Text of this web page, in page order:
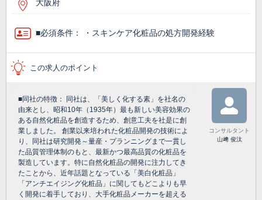
大阪府
■必須条件： ・スキンケア化粧品の処方開発経験
この求人のポイント
■同社の特徴： 同社は、「美しく化する素」を社名の
由来とし、昭和10年（1935年）最も新しい美容効果の
ある自然化粧品を創造するため、創意工夫を社是に創
業しました。 創業以来培われた化粧品開発の技術によ
り、同社は研究開発～量産・プランニングまで一貫し
た品質管理体制のもと、最新かつ最高品質の化粧品を
製造しています。特に自然化粧品の開発に注力してき
たことから、近年話題となっている「美白化粧品」
「アンチエイジング化粧品」に関してもどこよりも早
く開発に着手しており、大手化粧品メーカーを超える
コンサルタント
山﨑 俊汰